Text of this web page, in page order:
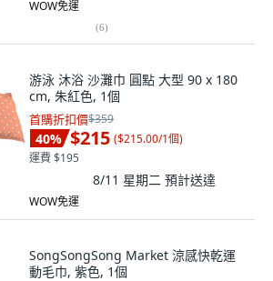
WOW免運
(6)
游泳 沐浴 沙灘巾 圓點 大型 90 x 180
cm, 朱紅色, 1個
首購折扣價$359
40% $215 ($215.00/1個)
運費 $195
8/11 星期二 預計送達
WOW免運
SongSongSong Market 涼感快乾運
動毛巾, 紫色, 1個